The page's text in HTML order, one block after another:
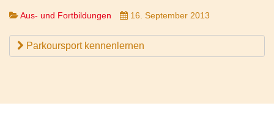
Aus- und Fortbildungen 16. September 2013
Parkoursport kennenlernen